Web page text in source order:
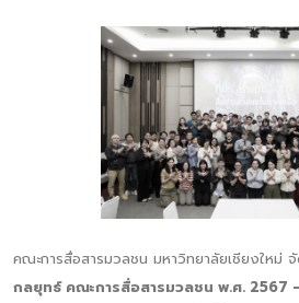
คณะการสื่อสารมวลชน มหาวิทยาลัยเชียงใหม่
กลยุทธ์ คณะการสื่อสารมวลชน พ.ศ. 2567